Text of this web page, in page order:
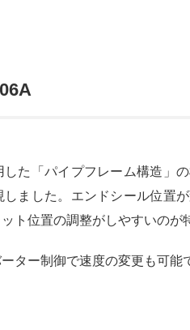
た「パイプフレーム構造」
ました。エンドシール位置
ト位置の調整がしやすいのが
ター制御で速度の変更も可能